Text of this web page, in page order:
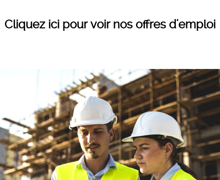
Cliquez ici pour voir nos offres d'emploi